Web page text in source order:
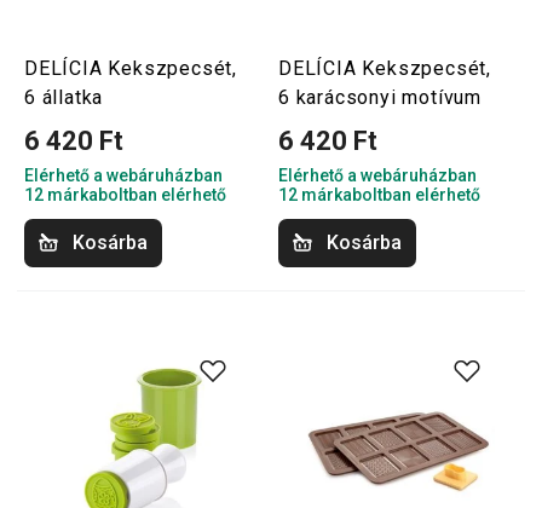
DELÍCIA Kekszpecsét,
6 állatka
6 420 Ft
Elérhető a webáruházban
12 márkaboltban elérhető
Kosárba
DELÍCIA Kekszpecsét,
6 karácsonyi motívum
6 420 Ft
Elérhető a webáruházban
12 márkaboltban elérhető
Kosárba